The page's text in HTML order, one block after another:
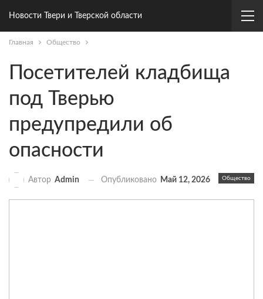
Новости Твери и Тверской области
Главная Общество
Посетителей кладбища
под Тверью
предупредили об
опасности
Общество
Автор Admin Опубликовано Май 12, 2026